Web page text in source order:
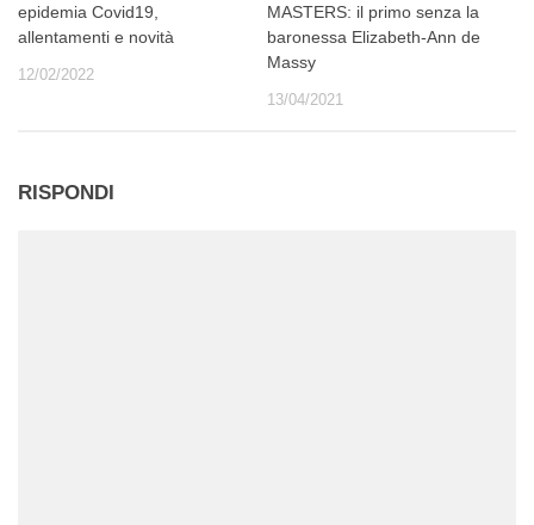
epidemia Covid19,
allentamenti e novità
12/02/2022
MASTERS: il primo senza la
baronessa Elizabeth-Ann de
Massy
13/04/2021
RISPONDI